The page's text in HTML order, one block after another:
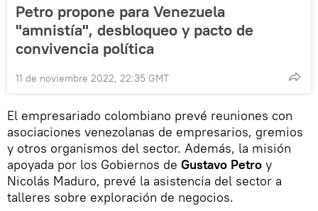
Petro propone para Venezuela
"amnistía", desbloqueo y pacto de
convivencia política
11 de noviembre 2022, 22:35 GMT
El empresariado colombiano prevé reuniones con
asociaciones venezolanas de empresarios, gremios
y otros organismos del sector. Además, la misión
apoyada por los Gobiernos de Gustavo Petro y
Nicolás Maduro, prevé la asistencia del sector a
talleres sobre exploración de negocios.